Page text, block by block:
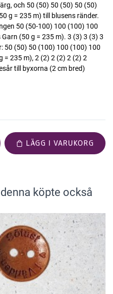
och 50 (50) 50 (50) 50 (50)
g = 235 m) till blusens ränder.
50 (50-100) 100 (100) 100
(50 g = 235 m). 3 (3) 3 (3) 3
50 (50) 50 (100) 100 (100) 100
= 235 m), 2 (2) 2 (2) 2 (2) 2
till byxorna (2 cm bred)
LÄGG I VARUKORG
köpte också